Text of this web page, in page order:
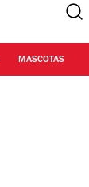
MASCOTAS